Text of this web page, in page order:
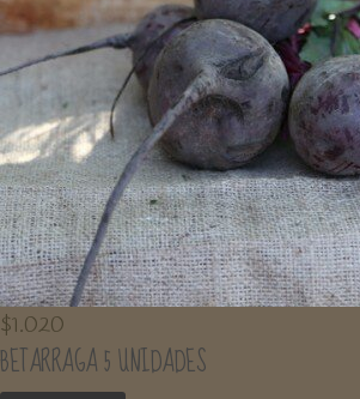
$1.020
BETARRAGA 5 UNIDADES